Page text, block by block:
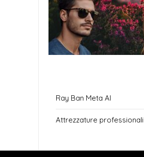
Ray Ban Meta AI
Attrezzature professionali